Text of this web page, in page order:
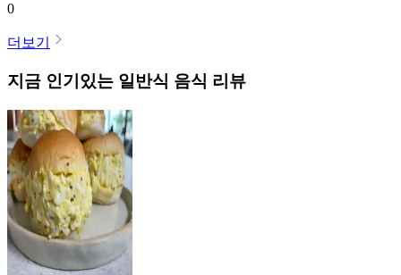
0
더보기
지금 인기있는 일반식 음식 리뷰